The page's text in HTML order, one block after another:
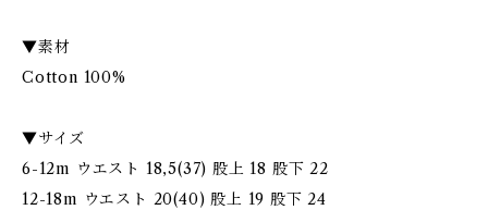
▼素材
Cotton 100%
▼サイズ
6-12m ウエスト 18,5(37) 股上 18 股下 22
12-18m ウエスト 20(40) 股上 19 股下 24